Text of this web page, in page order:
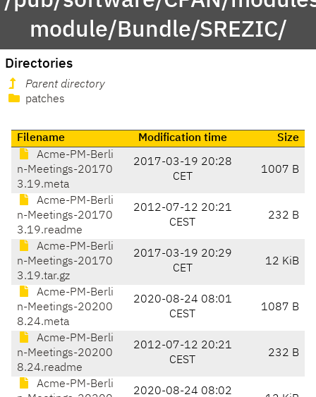
module/Bundle/SREZIC/
Directories
Parent directory
patches
Filename Modification time
Size
Acme-PM-Berli
n-Meetings-20170
3.19.meta
2017-03-19 20:28
CET
1007 B
Acme-PM-Berli
n-Meetings-20170
3.19.readme
2012-07-12 20:21
CEST
232 B
Acme-PM-Berli
n-Meetings-20170
3.19.tar.gz
2017-03-19 20:29
CET
12 KiB
Acme-PM-Berli
n-Meetings-20200
8.24.meta
2020-08-24 08:01
CEST
1087 B
Acme-PM-Berli
n-Meetings-20200
8.24.readme
2012-07-12 20:21
CEST
232 B
Acme-PM-Berli
2020-08-24 08:02